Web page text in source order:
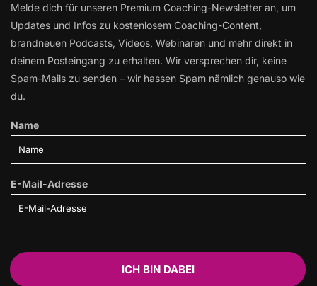
Melde dich für unseren Premium Coaching-Newsletter an, um
Updates und Infos zu kostenlosem Coaching-Content,
brandneuen Podcasts, Videos, Webinaren und mehr direkt in
deinem Posteingang zu erhalten. Wir versprechen dir, keine
Spam-Mails zu senden – wir hassen Spam nämlich genauso wie
du.
Name
E-Mail-Adresse